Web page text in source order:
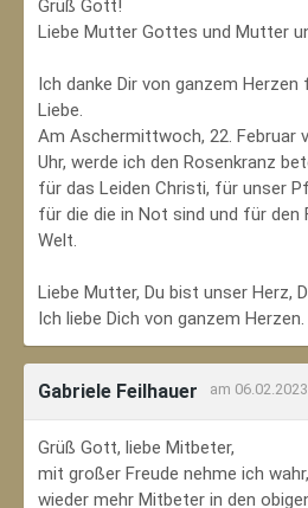
Grüß Gott!
Liebe Mutter Gottes und Mutter
Ich danke Dir von ganzem Herzen
Liebe.
Am Aschermittwoch, 22. Februar
Uhr, werde ich den Rosenkranz
für das Leiden Christi, für unser
für die die in Not sind und für den
Welt.
Liebe Mutter, Du bist unser Herz,
Ich liebe Dich von ganzem Herzen.
Gabriele Feilhauer am 06.02.2023
Grüß Gott, liebe Mitbeter,
mit großer Freude nehme ich
wieder mehr Mitbeter in den